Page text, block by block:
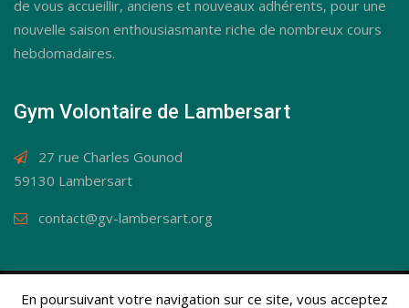
de vous accueillir, anciens et nouveaux adhérents, pour une
nouvelle saison enthousiasmante riche de nombreux cours
hebdomadaires.
Gym Volontaire de Lambersart
27 rue Charles Gounod
59130 Lambersart
contact@gv-lambersart.org
© Gym Volontaire de Lambersart 2019 / Tous droits
En poursuivant votre navigation sur ce site, vous acceptez